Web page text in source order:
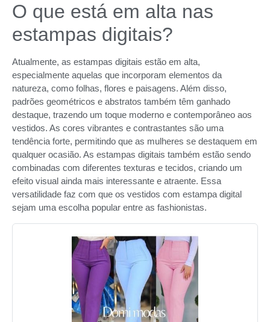
O que está em alta nas
estampas digitais?
Atualmente, as estampas digitais estão em alta,
especialmente aquelas que incorporam elementos da
natureza, como folhas, flores e paisagens. Além disso,
padrões geométricos e abstratos também têm ganhado
destaque, trazendo um toque moderno e contemporâneo aos
vestidos. As cores vibrantes e contrastantes são uma
tendência forte, permitindo que as mulheres se destaquem em
qualquer ocasião. As estampas digitais também estão sendo
combinadas com diferentes texturas e tecidos, criando um
efeito visual ainda mais interessante e atraente. Essa
versatilidade faz com que os vestidos com estampa digital
sejam uma escolha popular entre as fashionistas.